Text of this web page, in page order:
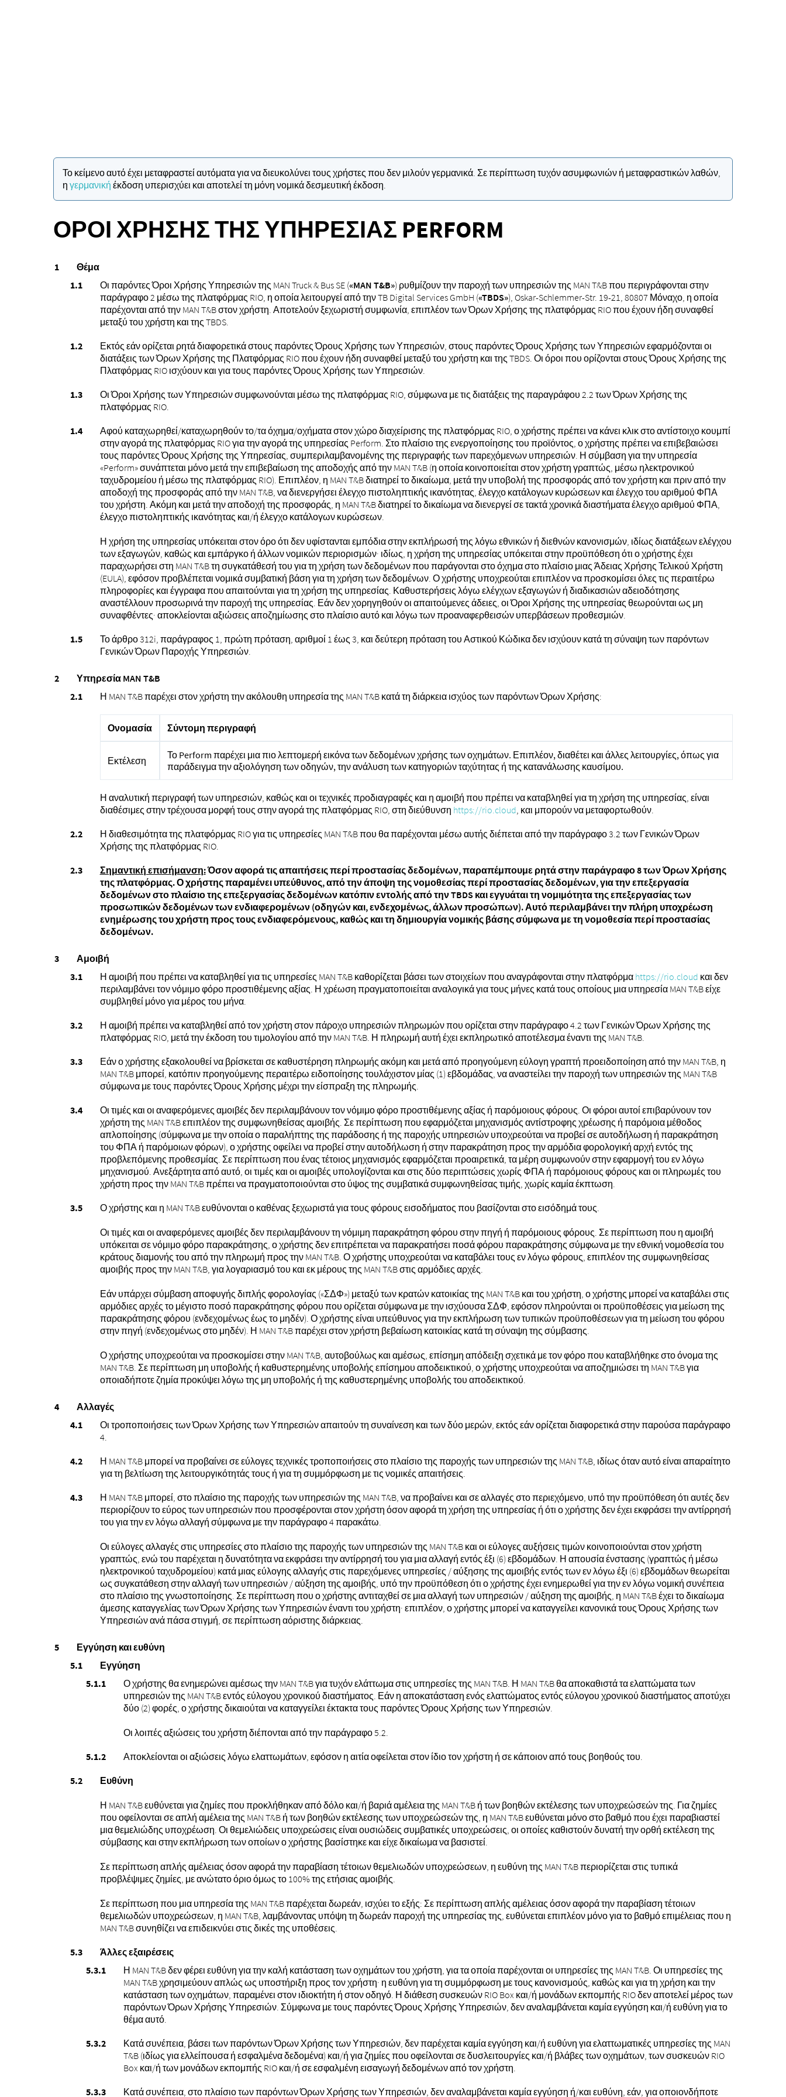
Το κείμενο αυτό έχει μεταφραστεί αυτόματα για να διευκολύνει τους χρήστες που δεν μιλούν γερμανικά. Σε περίπτωση τυχόν ασυμφωνιών ή μεταφραστικών λαθών,
η γερμανική έκδοση υπερισχύει και αποτελεί τη μόνη νομικά δεσμευτική έκδοση.
ΌΡΟΙ ΧΡΉΣΗΣ ΤΗΣ ΥΠΗΡΕΣΊΑΣ PERFORM
Θέμα
Οι παρόντες Όροι Χρήσης Υπηρεσιών της MAN Truck & Bus SE («MAN T&B») ρυθμίζουν την παροχή των υπηρεσιών της MAN T&B που περιγράφονται στην
παράγραφο 2 μέσω της πλατφόρμας RIO, η οποία λειτουργεί από την TB Digital Services GmbH («TBDS»), Oskar-Schlemmer-Str. 19-21, 80807 Μόναχο, η οποία
παρέχονται από την MAN T&B στον χρήστη. Αποτελούν ξεχωριστή συμφωνία, επιπλέον των Όρων Χρήσης της πλατφόρμας RIO που έχουν ήδη συναφθεί
μεταξύ του χρήστη και της TBDS.
Εκτός εάν ορίζεται ρητά διαφορετικά στους παρόντες Όρους Χρήσης των Υπηρεσιών, στους παρόντες Όρους Χρήσης των Υπηρεσιών εφαρμόζονται οι
διατάξεις των Όρων Χρήσης της Πλατφόρμας RIO που έχουν ήδη συναφθεί μεταξύ του χρήστη και της TBDS. Οι όροι που ορίζονται στους Όρους Χρήσης της
Πλατφόρμας RIO ισχύουν και για τους παρόντες Όρους Χρήσης των Υπηρεσιών.
Οι Όροι Χρήσης των Υπηρεσιών συμφωνούνται μέσω της πλατφόρμας RIO, σύμφωνα με τις διατάξεις της παραγράφου 2.2 των Όρων Χρήσης της
πλατφόρμας RIO.
Αφού καταχωρηθεί/καταχωρηθούν το/τα όχημα/οχήματα στον χώρο διαχείρισης της πλατφόρμας RIO, ο χρήστης πρέπει να κάνει κλικ στο αντίστοιχο κουμπί
στην αγορά της πλατφόρμας RIO για την αγορά της υπηρεσίας Perform. Στο πλαίσιο της ενεργοποίησης του προϊόντος, ο χρήστης πρέπει να επιβεβαιώσει
τους παρόντες Όρους Χρήσης της Υπηρεσίας, συμπεριλαμβανομένης της περιγραφής των παρεχόμενων υπηρεσιών. Η σύμβαση για την υπηρεσία
«Perform» συνάπτεται μόνο μετά την επιβεβαίωση της αποδοχής από την MAN T&B (η οποία κοινοποιείται στον χρήστη γραπτώς, μέσω ηλεκτρονικού
ταχυδρομείου ή μέσω της πλατφόρμας RIO). Επιπλέον, η MAN T&B διατηρεί το δικαίωμα, μετά την υποβολή της προσφοράς από τον χρήστη και πριν από την
αποδοχή της προσφοράς από την MAN T&B, να διενεργήσει έλεγχο πιστοληπτικής ικανότητας, έλεγχο κατάλογων κυρώσεων και έλεγχο του αριθμού ΦΠΑ
του χρήστη. Ακόμη και μετά την αποδοχή της προσφοράς, η MAN T&B διατηρεί το δικαίωμα να διενεργεί σε τακτά χρονικά διαστήματα έλεγχο αριθμού ΦΠΑ,
έλεγχο πιστοληπτικής ικανότητας και/ή έλεγχο κατάλογων κυρώσεων.
Η χρήση της υπηρεσίας υπόκειται στον όρο ότι δεν υφίστανται εμπόδια στην εκπλήρωσή της λόγω εθνικών ή διεθνών κανονισμών, ιδίως διατάξεων ελέγχου
των εξαγωγών, καθώς και εμπάργκο ή άλλων νομικών περιορισμών· ιδίως, η χρήση της υπηρεσίας υπόκειται στην προϋπόθεση ότι ο χρήστης έχει
παραχωρήσει στη MAN T&B τη συγκατάθεσή του για τη χρήση των δεδομένων που παράγονται στο όχημα στο πλαίσιο μιας Άδειας Χρήσης Τελικού Χρήστη
(EULA), εφόσον προβλέπεται νομικά συμβατική βάση για τη χρήση των δεδομένων. Ο χρήστης υποχρεούται επιπλέον να προσκομίσει όλες τις περαιτέρω
πληροφορίες και έγγραφα που απαιτούνται για τη χρήση της υπηρεσίας. Καθυστερήσεις λόγω ελέγχων εξαγωγών ή διαδικασιών αδειοδότησης
αναστέλλουν προσωρινά την παροχή της υπηρεσίας. Εάν δεν χορηγηθούν οι απαιτούμενες άδειες, οι Όροι Χρήσης της υπηρεσίας θεωρούνται ως μη
συναφθέντες· αποκλείονται αξιώσεις αποζημίωσης στο πλαίσιο αυτό και λόγω των προαναφερθεισών υπερβάσεων προθεσμιών.
Το άρθρο 312i, παράγραφος 1, πρώτη πρόταση, αριθμοί 1 έως 3, και δεύτερη πρόταση του Αστικού Κώδικα δεν ισχύουν κατά τη σύναψη των παρόντων
Γενικών Όρων Παροχής Υπηρεσιών.
Υπηρεσία MAN T&B
Η MAN T&B παρέχει στον χρήστη την ακόλουθη υπηρεσία της MAN T&B κατά τη διάρκεια ισχύος των παρόντων Όρων Χρήσης:
Ονομασία Σύντομη περιγραφή
Εκτέλεση
Το Perform παρέχει μια πιο λεπτομερή εικόνα των δεδομένων χρήσης των οχημάτων. Επιπλέον, διαθέτει και άλλες λειτουργίες, όπως για
παράδειγμα την αξιολόγηση των οδηγών, την ανάλυση των κατηγοριών ταχύτητας ή της κατανάλωσης καυσίμου.
Η αναλυτική περιγραφή των υπηρεσιών, καθώς και οι τεχνικές προδιαγραφές και η αμοιβή που πρέπει να καταβληθεί για τη χρήση της υπηρεσίας, είναι
διαθέσιμες στην τρέχουσα μορφή τους στην αγορά της πλατφόρμας RIO, στη διεύθυνση https://rio.cloud , και μπορούν να μεταφορτωθούν.
Η διαθεσιμότητα της πλατφόρμας RIO για τις υπηρεσίες MAN T&B που θα παρέχονται μέσω αυτής διέπεται από την παράγραφο 3.2 των Γενικών Όρων
Χρήσης της πλατφόρμας RIO.
Σημαντική επισήμανση:Όσον αφορά τις απαιτήσεις περί προστασίας δεδομένων, παραπέμπουμε ρητά στην παράγραφο 8 των Όρων Χρήσης
της πλατφόρμας. Ο χρήστης παραμένει υπεύθυνος, από την άποψη της νομοθεσίας περί προστασίας δεδομένων, για την επεξεργασία
δεδομένων στο πλαίσιο της επεξεργασίας δεδομένων κατόπιν εντολής από την TBDS και εγγυάται τη νομιμότητα της επεξεργασίας των
προσωπικών δεδομένων των ενδιαφερομένων (οδηγών και, ενδεχομένως, άλλων προσώπων). Αυτό περιλαμβάνει την πλήρη υποχρέωση
ενημέρωσης του χρήστη προς τους ενδιαφερόμενους, καθώς και τη δημιουργία νομικής βάσης σύμφωνα με τη νομοθεσία περί προστασίας
δεδομένων.
Αμοιβή
Η αμοιβή που πρέπει να καταβληθεί για τις υπηρεσίες MAN T&B καθορίζεται βάσει των στοιχείων που αναγράφονται στην πλατφόρμα https://rio.cloud και δεν
περιλαμβάνει τον νόμιμο φόρο προστιθέμενης αξίας. Η χρέωση πραγματοποιείται αναλογικά για τους μήνες κατά τους οποίους μια υπηρεσία MAN T&B είχε
συμβληθεί μόνο για μέρος του μήνα.
Η αμοιβή πρέπει να καταβληθεί από τον χρήστη στον πάροχο υπηρεσιών πληρωμών που ορίζεται στην παράγραφο 4.2 των Γενικών Όρων Χρήσης της
πλατφόρμας RIO, μετά την έκδοση του τιμολογίου από την MAN T&B. Η πληρωμή αυτή έχει εκπληρωτικό αποτέλεσμα έναντι της MAN T&B.
Εάν ο χρήστης εξακολουθεί να βρίσκεται σε καθυστέρηση πληρωμής ακόμη και μετά από προηγούμενη εύλογη γραπτή προειδοποίηση από την MAN T&B, η
MAN T&B μπορεί, κατόπιν προηγούμενης περαιτέρω ειδοποίησης τουλάχιστον μίας (1) εβδομάδας, να αναστείλει την παροχή των υπηρεσιών της MAN T&B
σύμφωνα με τους παρόντες Όρους Χρήσης μέχρι την είσπραξη της πληρωμής.
Οι τιμές και οι αναφερόμενες αμοιβές δεν περιλαμβάνουν τον νόμιμο φόρο προστιθέμενης αξίας ή παρόμοιους φόρους. Οι φόροι αυτοί επιβαρύνουν τον
χρήστη της MAN T&B επιπλέον της συμφωνηθείσας αμοιβής. Σε περίπτωση που εφαρμόζεται μηχανισμός αντίστροφης χρέωσης ή παρόμοια μέθοδος
απλοποίησης (σύμφωνα με την οποία ο παραλήπτης της παράδοσης ή της παροχής υπηρεσιών υποχρεούται να προβεί σε αυτοδήλωση ή παρακράτηση
του ΦΠΑ ή παρόμοιων φόρων), ο χρήστης οφείλει να προβεί στην αυτοδήλωση ή στην παρακράτηση προς την αρμόδια φορολογική αρχή εντός της
προβλεπόμενης προθεσμίας. Σε περίπτωση που ένας τέτοιος μηχανισμός εφαρμόζεται προαιρετικά, τα μέρη συμφωνούν στην εφαρμογή του εν λόγω
μηχανισμού. Ανεξάρτητα από αυτό, οι τιμές και οι αμοιβές υπολογίζονται και στις δύο περιπτώσεις χωρίς ΦΠΑ ή παρόμοιους φόρους και οι πληρωμές του
χρήστη προς την MAN T&B πρέπει να πραγματοποιούνται στο ύψος της συμβατικά συμφωνηθείσας τιμής, χωρίς καμία έκπτωση.
Ο χρήστης και η MAN T&B ευθύνονται ο καθένας ξεχωριστά για τους φόρους εισοδήματος που βασίζονται στο εισόδημά τους.
Οι τιμές και οι αναφερόμενες αμοιβές δεν περιλαμβάνουν τη νόμιμη παρακράτηση φόρου στην πηγή ή παρόμοιους φόρους. Σε περίπτωση που η αμοιβή
υπόκειται σε νόμιμο φόρο παρακράτησης, ο χρήστης δεν επιτρέπεται να παρακρατήσει ποσά φόρου παρακράτησης σύμφωνα με την εθνική νομοθεσία του
κράτους διαμονής του από την πληρωμή προς την MAN T&B. Ο χρήστης υποχρεούται να καταβάλει τους εν λόγω φόρους, επιπλέον της συμφωνηθείσας
αμοιβής προς την MAN T&B, για λογαριασμό του και εκ μέρους της MAN T&B στις αρμόδιες αρχές.
Εάν υπάρχει σύμβαση αποφυγής διπλής φορολογίας («ΣΔΦ») μεταξύ των κρατών κατοικίας της MAN T&B και του χρήστη, ο χρήστης μπορεί να καταβάλει στις
αρμόδιες αρχές το μέγιστο ποσό παρακράτησης φόρου που ορίζεται σύμφωνα με την ισχύουσα ΣΔΦ, εφόσον πληρούνται οι προϋποθέσεις για μείωση της
παρακράτησης φόρου (ενδεχομένως έως το μηδέν). Ο χρήστης είναι υπεύθυνος για την εκπλήρωση των τυπικών προϋποθέσεων για τη μείωση του φόρου
στην πηγή (ενδεχομένως στο μηδέν). Η MAN T&B παρέχει στον χρήστη βεβαίωση κατοικίας κατά τη σύναψη της σύμβασης.
Ο χρήστης υποχρεούται να προσκομίσει στην MAN T&B, αυτοβούλως και αμέσως, επίσημη απόδειξη σχετικά με τον φόρο που καταβλήθηκε στο όνομα της
MAN T&B. Σε περίπτωση μη υποβολής ή καθυστερημένης υποβολής επίσημου αποδεικτικού, ο χρήστης υποχρεούται να αποζημιώσει τη MAN T&B για
οποιαδήποτε ζημία προκύψει λόγω της μη υποβολής ή της καθυστερημένης υποβολής του αποδεικτικού.
Αλλαγές
Οι τροποποιήσεις των Όρων Χρήσης των Υπηρεσιών απαιτούν τη συναίνεση και των δύο μερών, εκτός εάν ορίζεται διαφορετικά στην παρούσα παράγραφο
4.
Η MAN T&B μπορεί να προβαίνει σε εύλογες τεχνικές τροποποιήσεις στο πλαίσιο της παροχής των υπηρεσιών της MAN T&B, ιδίως όταν αυτό είναι απαραίτητο
για τη βελτίωση της λειτουργικότητάς τους ή για τη συμμόρφωση με τις νομικές απαιτήσεις.
Η MAN T&B μπορεί, στο πλαίσιο της παροχής των υπηρεσιών της MAN T&B, να προβαίνει και σε αλλαγές στο περιεχόμενο, υπό την προϋπόθεση ότι αυτές δεν
περιορίζουν το εύρος των υπηρεσιών που προσφέρονται στον χρήστη όσον αφορά τη χρήση της υπηρεσίας ή ότι ο χρήστης δεν έχει εκφράσει την αντίρρησή
του για την εν λόγω αλλαγή σύμφωνα με την παράγραφο 4 παρακάτω.
Οι εύλογες αλλαγές στις υπηρεσίες στο πλαίσιο της παροχής των υπηρεσιών της MAN T&B και οι εύλογες αυξήσεις τιμών κοινοποιούνται στον χρήστη
γραπτώς, ενώ του παρέχεται η δυνατότητα να εκφράσει την αντίρρησή του για μια αλλαγή εντός έξι (6) εβδομάδων. Η απουσία ένστασης (γραπτώς ή μέσω
ηλεκτρονικού ταχυδρομείου) κατά μιας εύλογης αλλαγής στις παρεχόμενες υπηρεσίες / αύξησης της αμοιβής εντός των εν λόγω έξι (6) εβδομάδων θεωρείται
ως συγκατάθεση στην αλλαγή των υπηρεσιών / αύξηση της αμοιβής, υπό την προϋπόθεση ότι ο χρήστης έχει ενημερωθεί για την εν λόγω νομική συνέπεια
στο πλαίσιο της γνωστοποίησης. Σε περίπτωση που ο χρήστης αντιταχθεί σε μια αλλαγή των υπηρεσιών / αύξηση της αμοιβής, η MAN T&B έχει το δικαίωμα
άμεσης καταγγελίας των Όρων Χρήσης των Υπηρεσιών έναντι του χρήστη· επιπλέον, ο χρήστης μπορεί να καταγγείλει κανονικά τους Όρους Χρήσης των
Υπηρεσιών ανά πάσα στιγμή, σε περίπτωση αόριστης διάρκειας.
Εγγύηση και ευθύνη
Εγγύηση
Ο χρήστης θα ενημερώνει αμέσως την MAN T&B για τυχόν ελάττωμα στις υπηρεσίες της MAN T&B. Η MAN T&B θα αποκαθιστά τα ελαττώματα των
υπηρεσιών της MAN T&B εντός εύλογου χρονικού διαστήματος. Εάν η αποκατάσταση ενός ελαττώματος εντός εύλογου χρονικού διαστήματος αποτύχει
δύο (2) φορές, ο χρήστης δικαιούται να καταγγείλει έκτακτα τους παρόντες Όρους Χρήσης των Υπηρεσιών.
Οι λοιπές αξιώσεις του χρήστη διέπονται από την παράγραφο 5.2.
Αποκλείονται οι αξιώσεις λόγω ελαττωμάτων, εφόσον η αιτία οφείλεται στον ίδιο τον χρήστη ή σε κάποιον από τους βοηθούς του.
Ευθύνη
Η MAN T&B ευθύνεται για ζημίες που προκλήθηκαν από δόλο και/ή βαριά αμέλεια της MAN T&B ή των βοηθών εκτέλεσης των υποχρεώσεών της. Για ζημίες
που οφείλονται σε απλή αμέλεια της MAN T&B ή των βοηθών εκτέλεσης των υποχρεώσεών της, η MAN T&B ευθύνεται μόνο στο βαθμό που έχει παραβιαστεί
μια θεμελιώδης υποχρέωση. Οι θεμελιώδεις υποχρεώσεις είναι ουσιώδεις συμβατικές υποχρεώσεις, οι οποίες καθιστούν δυνατή την ορθή εκτέλεση της
σύμβασης και στην εκπλήρωση των οποίων ο χρήστης βασίστηκε και είχε δικαίωμα να βασιστεί.
Σε περίπτωση απλής αμέλειας όσον αφορά την παραβίαση τέτοιων θεμελιωδών υποχρεώσεων, η ευθύνη της MAN T&B περιορίζεται στις τυπικά
προβλέψιμες ζημίες, με ανώτατο όριο όμως το 100% της ετήσιας αμοιβής.
Σε περίπτωση που μια υπηρεσία της MAN T&B παρέχεται δωρεάν, ισχύει το εξής: Σε περίπτωση απλής αμέλειας όσον αφορά την παραβίαση τέτοιων
θεμελιωδών υποχρεώσεων, η MAN T&B, λαμβάνοντας υπόψη τη δωρεάν παροχή της υπηρεσίας της, ευθύνεται επιπλέον μόνο για το βαθμό επιμέλειας που η
MAN T&B συνηθίζει να επιδεικνύει στις δικές της υποθέσεις.
Άλλες εξαιρέσεις
Η MAN T&B δεν φέρει ευθύνη για την καλή κατάσταση των οχημάτων του χρήστη, για τα οποία παρέχονται οι υπηρεσίες της MAN T&B. Οι υπηρεσίες της
MAN T&B χρησιμεύουν απλώς ως υποστήριξη προς τον χρήστη· η ευθύνη για τη συμμόρφωση με τους κανονισμούς, καθώς και για τη χρήση και την
κατάσταση των οχημάτων, παραμένει στον ιδιοκτήτη ή στον οδηγό. Η διάθεση συσκευών RIO Box και/ή μονάδων εκπομπής RIO δεν αποτελεί μέρος των
παρόντων Όρων Χρήσης Υπηρεσιών. Σύμφωνα με τους παρόντες Όρους Χρήσης Υπηρεσιών, δεν αναλαμβάνεται καμία εγγύηση και/ή ευθύνη για το
θέμα αυτό.
Κατά συνέπεια, βάσει των παρόντων Όρων Χρήσης των Υπηρεσιών, δεν παρέχεται καμία εγγύηση και/ή ευθύνη για ελαττωματικές υπηρεσίες της MAN
T&B (ιδίως για ελλείπουσα ή εσφαλμένα δεδομένα) και/ή για ζημίες που οφείλονται σε δυσλειτουργίες και/ή βλάβες των οχημάτων, των συσκευών RIO
Box και/ή των μονάδων εκπομπής RIO και/ή σε εσφαλμένη εισαγωγή δεδομένων από τον χρήστη.
Κατά συνέπεια, στο πλαίσιο των παρόντων Όρων Χρήσης των Υπηρεσιών, δεν αναλαμβάνεται καμία εγγύηση ή/και ευθύνη, εάν, για οποιονδήποτε